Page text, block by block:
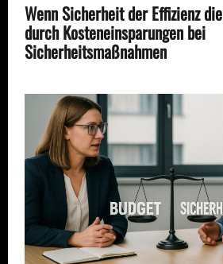
Wenn Sicherheit der Effizienz
durch Kosteneinsparungen bei
Sicherheitsmaßnahmen